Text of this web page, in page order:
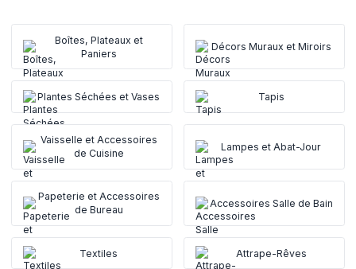
Boîtes, Plateaux et
Paniers
Décors Muraux et Miroirs
Plantes Séchées et Vases Tapis
Vaisselle et Accessoires
de Cuisine
Lampes et Abat-Jour
Papeterie et Accessoires
de Bureau
Accessoires Salle de Bain
Textiles Attrape-Rêves